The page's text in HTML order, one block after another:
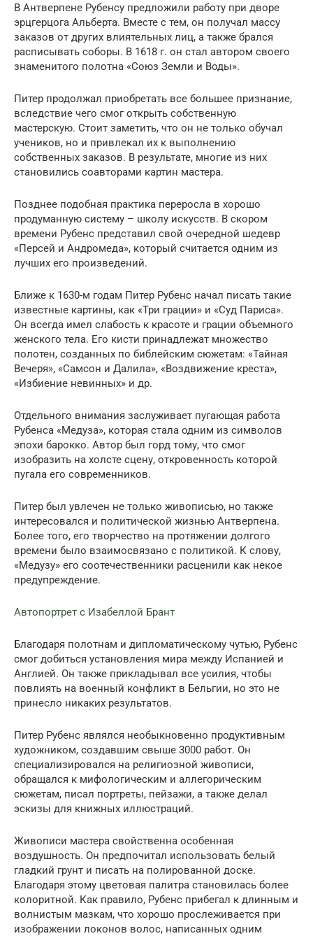
В Антверпене Рубенсу предложили работу при дворе
эрцгерцога Альберта. Вместе с тем, он получал массу
заказов от других влиятельных лиц, а также брался
расписывать соборы. В 1618 г. он стал автором своего
знаменитого полотна «Союз Земли и Воды».
Питер продолжал приобретать все большее признание,
вследствие чего смог открыть собственную
мастерскую. Стоит заметить, что он не только обучал
учеников, но и привлекал их к выполнению
собственных заказов. В результате, многие из них
становились соавторами картин мастера.
Позднее подобная практика переросла в хорошо
продуманную систему – школу искусств. В скором
времени Рубенс представил свой очередной шедевр
«Персей и Андромеда», который считается одним из
лучших его произведений.
Ближе к 1630-м годам Питер Рубенс начал писать такие
известные картины, как «Три грации» и «Суд Париса».
Он всегда имел слабость к красоте и грации объемного
женского тела. Его кисти принадлежат множество
полотен, созданных по библейским сюжетам: «Тайная
Вечеря», «Самсон и Далила», «Воздвижение креста»,
«Избиение невинных» и др.
Отдельного внимания заслуживает пугающая работа
Рубенса «Медуза», которая стала одним из символов
эпохи барокко. Автор был горд тому, что смог
изобразить на холсте сцену, откровенность которой
пугала его современников.
Питер был увлечен не только живописью, но также
интересовался и политической жизнью Антверпена.
Более того, его творчество на протяжении долгого
времени было взаимосвязано с политикой. К слову,
«Медузу» его соотечественники расценили как некое
предупреждение.
Автопортрет с Изабеллой Брант
Благодаря полотнам и дипломатическому чутью, Рубенс
смог добиться установления мира между Испанией и
Англией. Он также прикладывал все усилия, чтобы
повлиять на военный конфликт в Бельгии, но это не
принесло никаких результатов.
Питер Рубенс являлся необыкновенно продуктивным
художником, создавшим свыше 3000 работ. Он
специализировался на религиозной живописи,
обращался к мифологическим и аллегорическим
сюжетам, писал портреты, пейзажи, а также делал
эскизы для книжных иллюстраций.
Живописи мастера свойственна особенная
воздушность. Он предпочитал использовать белый
гладкий грунт и писать на полированной доске.
Благодаря этому цветовая палитра становилась более
колоритной. Как правило, Рубенс прибегал к длинным и
волнистым мазкам, что хорошо прослеживается при
изображении локонов волос, написанных одним